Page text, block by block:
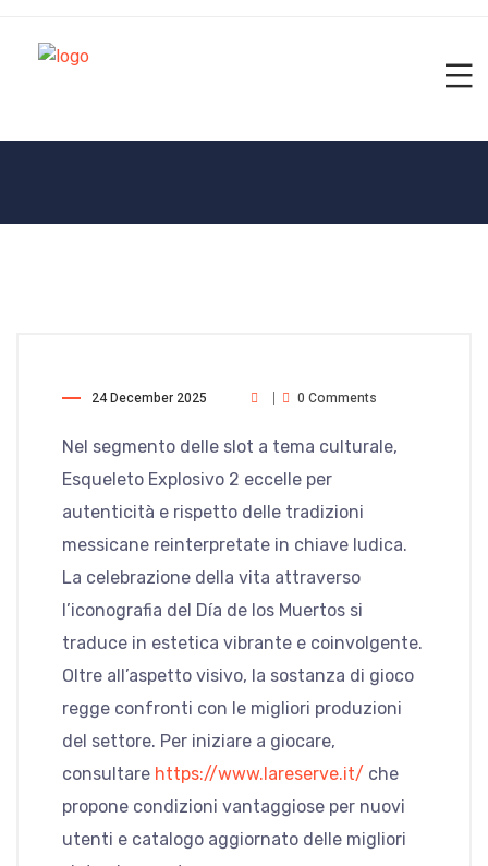
24 December 2025 0 Comments
Nel segmento delle slot a tema culturale,
Esqueleto Explosivo 2 eccelle per
autenticità e rispetto delle tradizioni
messicane reinterpretate in chiave ludica.
La celebrazione della vita attraverso
l’iconografia del Día de los Muertos si
traduce in estetica vibrante e coinvolgente.
Oltre all’aspetto visivo, la sostanza di gioco
regge confronti con le migliori produzioni
del settore. Per iniziare a giocare,
consultare https://www.lareserve.it/ che
propone condizioni vantaggiose per nuovi
utenti e catalogo aggiornato delle migliori